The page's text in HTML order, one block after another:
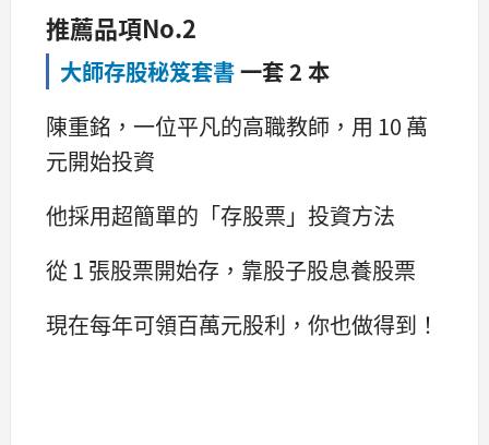
推薦品項No.2
大師存股秘笈套書一套 2 本
陳重銘，一位平凡的高職教師，用 10 萬
元開始投資
他採用超簡單的「存股票」投資方法
從 1 張股票開始存，靠股子股息養股票
現在每年可領百萬元股利，你也做得到！